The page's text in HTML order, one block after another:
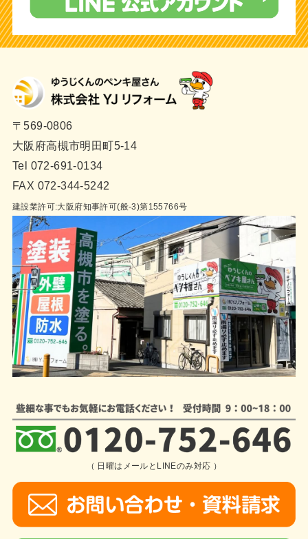
〒569-0806
大阪府高槻市明田町5-14
Tel 072-691-0134
FAX 072-344-5242
建設業許可:大阪府知事許可(般-3)第155766号
（ 日曜はメールとLINEのみ対応 ）